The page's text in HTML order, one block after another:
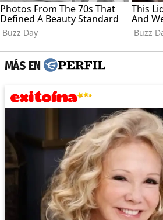
MÁS EN